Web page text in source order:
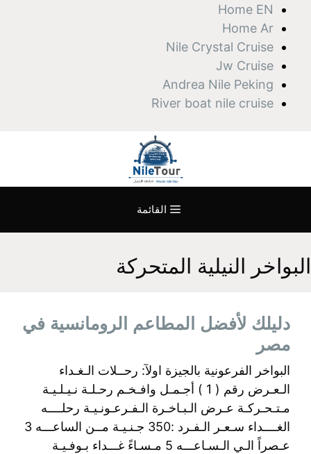
انتقل
المحتوى
Home EN
Home Ar
Nile Crystal Cruise
Jw Cruise
Andrea Nile Peking
River boat nile cruise
القائمة
البواخر النيلية المتحركة
دليلك لأفضل المطاعم الرومانسية في
مصر
البواخر الفرعونية بالجيزة اولآ: رحــلات الـغـداء
الـعـرض رقم ( 1 ) أجـمـل وافـخـم رحـلـة نـيـلـيـة
مـتـحـركـة عـرض الـبـاخـرة الـفـرعـونـيـة رحلــــه
الغــــداء سـعـر الـفـرد :350 جـنـيـة مــن الساعـــه 3
عـصراً الـي الـسـاعـــه 5 مـسـاءً غـــداء بـوفـيـة